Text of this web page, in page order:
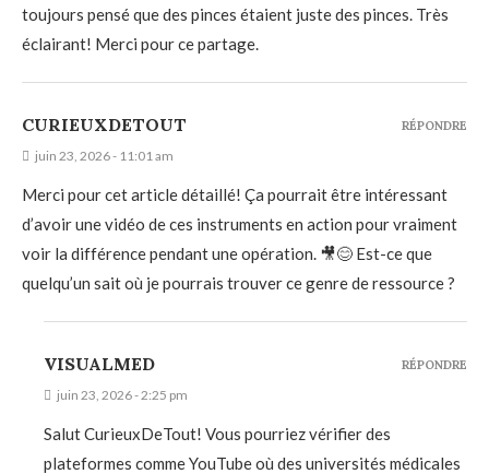
toujours pensé que des pinces étaient juste des pinces. Très
éclairant! Merci pour ce partage.
CURIEUXDETOUT
juin 23, 2026 - 11:01 am
Merci pour cet article détaillé! Ça pourrait être intéressant
d’avoir une vidéo de ces instruments en action pour vraiment
voir la différence pendant une opération. 🎥😊 Est-ce que
quelqu’un sait où je pourrais trouver ce genre de ressource ?
RÉPONDRE
VISUALMED
juin 23, 2026 - 2:25 pm
Salut CurieuxDeTout! Vous pourriez vérifier des
plateformes comme YouTube où des universités médicales
RÉPONDRE